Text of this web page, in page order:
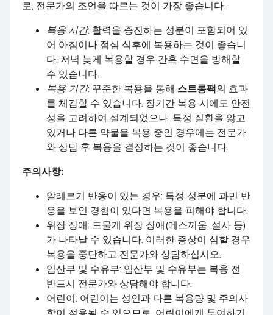
로, 전문가의 조언을 따르는 것이 가장 좋습니다.
복용 시간: 활력을 증진하는 성분이 포함되어 있
어 아침이나 점심 식후에 복용하는 것이 좋습니
다. 저녁 늦게 복용할 경우 간혹 수면을 방해할
수 있습니다.
복용 기간: 꾸준한 복용을 통해 스트롱팩의 효과
를 체감할 수 있습니다. 장기간 복용 시에도 안전
성을 고려하여 설계되었으나, 특정 질환을 앓고
있거나 다른 약물을 복용 중인 경우에는 전문가
와 상담 후 복용을 결정하는 것이 좋습니다.
주의사항:
알레르기 반응이 있는 경우: 특정 성분에 과민 반
응을 보인 경험이 있다면 복용을 피해야 합니다.
위장 장애: 드물게 위장 장애(메스꺼움, 설사 등)
가 나타날 수 있습니다. 이러한 증상이 심할 경우
복용을 중단하고 전문가와 상담하십시오.
임산부 및 수유부: 임산부 및 수유부는 복용 전
반드시 전문가와 상담해야 합니다.
어린이: 어린이는 성인과 다른 복용량 및 주의사
항이 적용될 수 있으므로, 어린이에게 투여하기